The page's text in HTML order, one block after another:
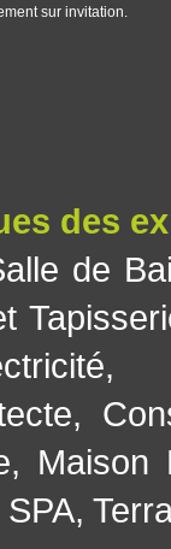
sur invitation.
des
de
,
, Maison
,